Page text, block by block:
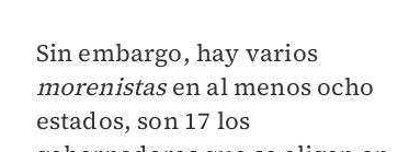
Sin embargo, hay varios
morenistas en al menos ocho
estados, son 17 los